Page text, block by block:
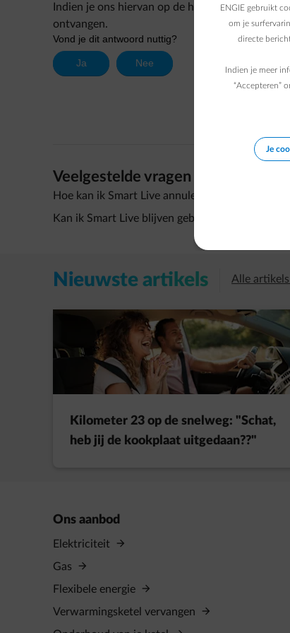
Indien je ons hiervan op de hoogte brengt
ontvangen.
Veelgestelde vragen
Hoe kan ik Smart Live annuleren?
Kan ik Smart Live blijven gebruiken wanneer ik
Nieuwste artikels Alle artikels
Kilometer 23 op de snelweg: "Schat,
heb jij de kookplaat uitgedaan??"
Ons aanbod
Elektriciteit
Gas
Flexibele energie
Verwarmingsketel vervangen
ENGIE gebruikt
om je
directe
Indien je meer
“Accepteren”
Je